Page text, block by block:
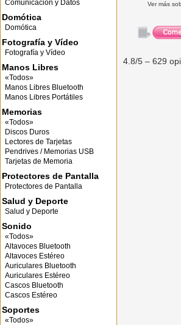
Comunicación y Datos
Domótica
Domótica
Fotografía y Vídeo
Fotografía y Vídeo
Manos Libres
«Todos»
Manos Libres Bluetooth
Manos Libres Portátiles
Memorias
«Todos»
Discos Duros
Lectores de Tarjetas
Pendrives / Memorias USB
Tarjetas de Memoria
Protectores de Pantalla
Protectores de Pantalla
Salud y Deporte
Salud y Deporte
Sonido
«Todos»
Altavoces Bluetooth
Altavoces Estéreo
Auriculares Bluetooth
Auriculares Estéreo
Cascos Bluetooth
Cascos Estéreo
Soportes
«Todos»
Ver más
4.8/5 – 629